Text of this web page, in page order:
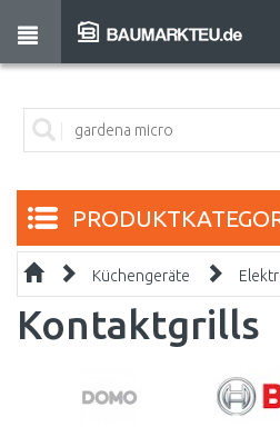
Küchengeräte
Kontaktgrills